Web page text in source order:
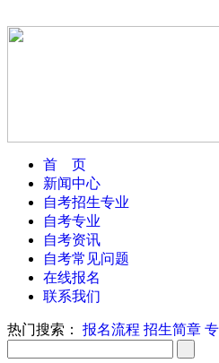
首 页
新闻中心
自考招生专业
自考专业
自考资讯
自考常见问题
在线报名
联系我们
热门搜索： 报名流程 招生简章